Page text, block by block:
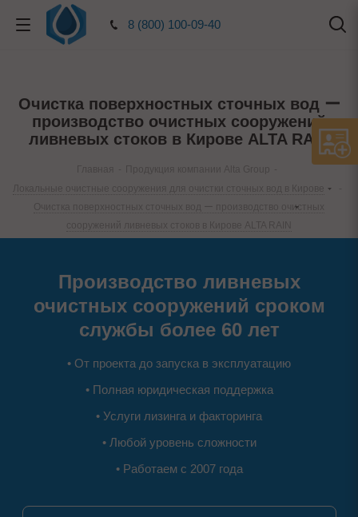
8 (800) 100-09-40
Очистка поверхностных сточных вод ー
производство очистных сооружений
ливневых стоков в Кирове ALTA RAIN
Очистка поверхностных сточных вод ー производство очистных
Производство ливневых
очистных сооружений сроком
службы более 60 лет
• От проекта до запуска в эксплуатацию
• Полная юридическая поддержка
• Услуги лизинга и факторинга
• Любой уровень сложности
• Работаем с 2007 года